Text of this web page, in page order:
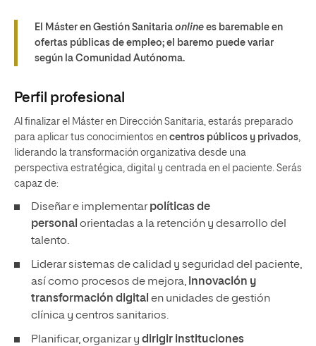
El Máster en Gestión Sanitaria online es baremable en
ofertas públicas de empleo; el baremo puede variar
según la Comunidad Autónoma.
Perfil profesional
Al finalizar el Máster en Dirección Sanitaria, estarás preparado
para aplicar tus conocimientos en centros públicos y privados,
liderando la transformación organizativa desde una
perspectiva estratégica, digital y centrada en el paciente. Serás
capaz de:
Diseñar e implementarpolíticas de
personal orientadas a la retención y desarrollo del
talento.
Liderar sistemas de calidad y seguridad del paciente,
así como procesos de mejora, innovación y
transformación digital en unidades de gestión
clínica y centros sanitarios.
Planificar, organizar y dirigir instituciones